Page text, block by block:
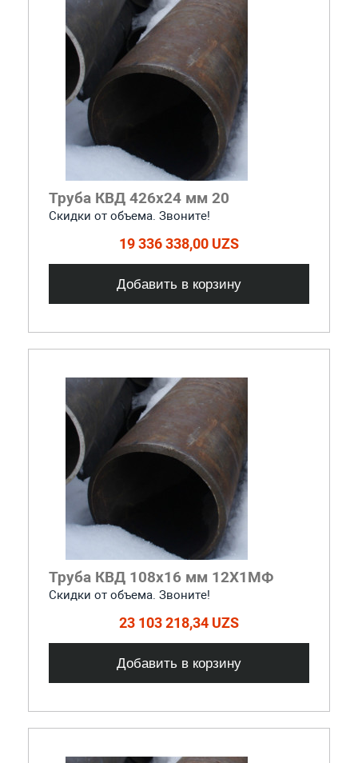
Труба КВД 426х24 мм 20
Скидки от объема. Звоните!
19 336 338,00 UZS
Добавить в корзину
Труба КВД 108х16 мм 12Х1МФ
Скидки от объема. Звоните!
23 103 218,34 UZS
Добавить в корзину